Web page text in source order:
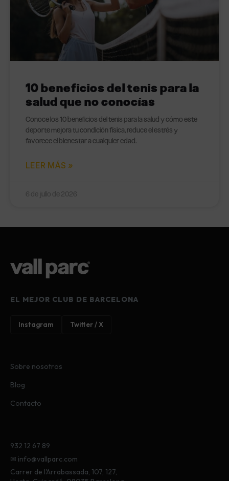
10 beneficios del tenis para la
salud que no conocías
Conoce los 10 beneficios del tenis para la salud y cómo este
deporte mejora tu condición física, reduce el estrés y
favorece el bienestar a cualquier edad.
LEER MÁS »
EL MEJOR CLUB DE BARCELONA
Instagram Twitter / X
Sobre nosotros
Blog
Contacto
932 12 67 89
✉ info@vallparc.com
Carrer de l'Arrabassada, 107, 127,